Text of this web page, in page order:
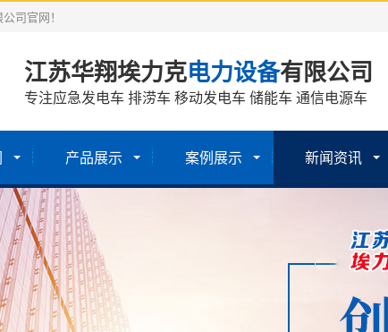
司官网！
江苏华翔埃力克电力设备有限公司
专注应急发电车 排涝车 移动发电车 储能车 通信电源车
产品展示 案例展示 新闻资讯